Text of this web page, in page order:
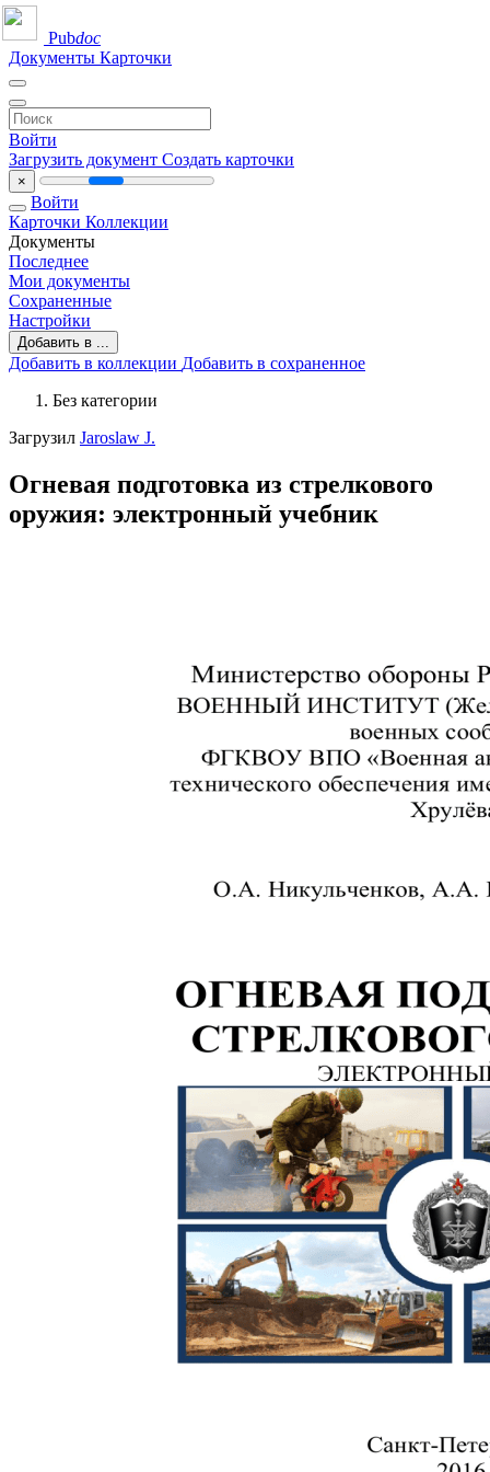
Pubdoc
Документы Карточки
Войти
Загрузить документ Создать карточки
×
Войти
Карточки Коллекции
Документы
Последнее
Мои документы
Сохраненные
Настройки
Добавить в ...
Добавить в коллекции Добавить в сохраненное
Без категории
Загрузил Jaroslaw J.
Огневая подготовка из стрелкового
оружия: электронный учебник